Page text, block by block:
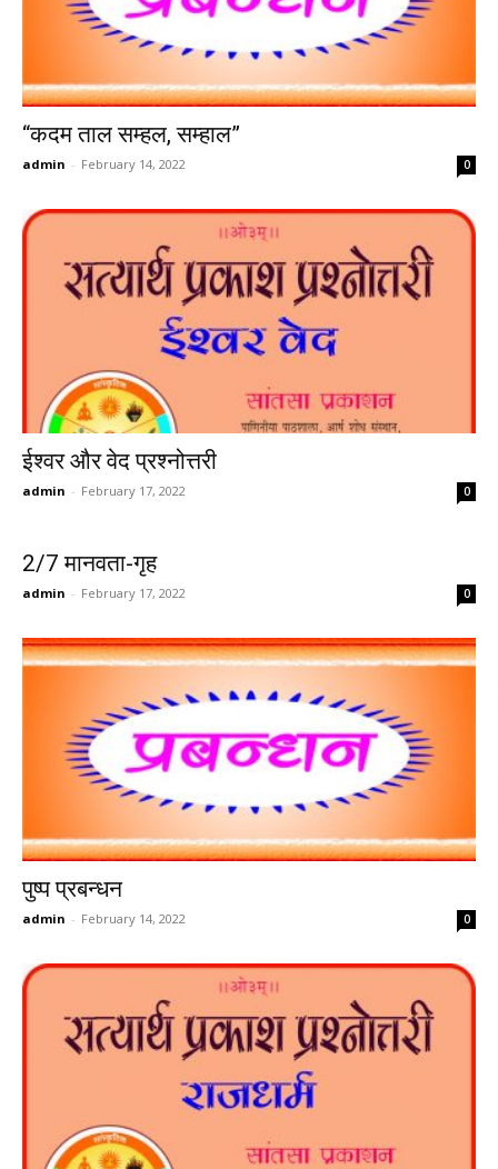
“कदम ताल सम्हल, सम्हाल”
admin - February 14, 2022 0
ईश्वर और वेद प्रश्नोत्तरी
admin - February 17, 2022 0
2/7 मानवता-गृह
admin - February 17, 2022 0
पुष्प प्रबन्धन
admin - February 14, 2022 0